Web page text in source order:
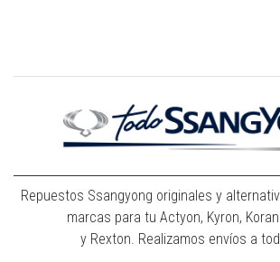
Repuestos Ssangyong originales y
marcas para tu Actyon, Kyron,
y Rexton. Realizamos envíos a